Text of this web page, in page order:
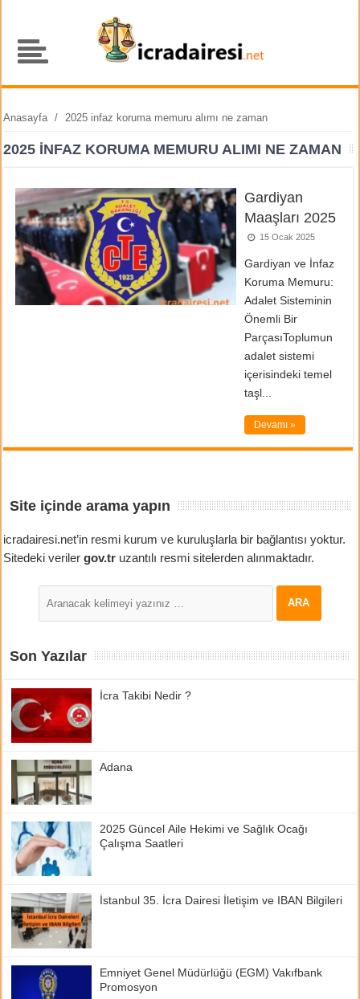
Anasayfa / 2025 infaz koruma memuru alımı ne zaman
2025 INFAZ KORUMA MEMURU ALIMI NE ZAMAN
Gardiyan
Maaşları 2025
15 Ocak 2025
Gardiyan ve İnfaz
Koruma Memuru:
Adalet Sisteminin
Önemli Bir
ParçasıToplumun
adalet sistemi
içerisindeki temel
taşl...
Devamı »
Site içinde arama yapın
icradairesi.net’in resmi kurum ve kuruluşlarla bir bağlantısı yoktur.
Sitedeki verilergov.tr uzantılı resmi sitelerden alınmaktadır.
Son Yazılar
İcra Takibi Nedir ?
Adana
2025 Güncel Aile Hekimi ve Sağlık Ocağı
Çalışma Saatleri
İstanbul 35. İcra Dairesi İletişim ve IBAN Bilgileri
Emniyet Genel Müdürlüğü (EGM) Vakıfbank
Promosyon